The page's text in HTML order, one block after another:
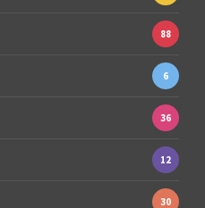
88
6
36
12
30